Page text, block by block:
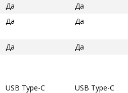
Да
Да
Да Да
Да Да
USB Type-C
USB Type-C